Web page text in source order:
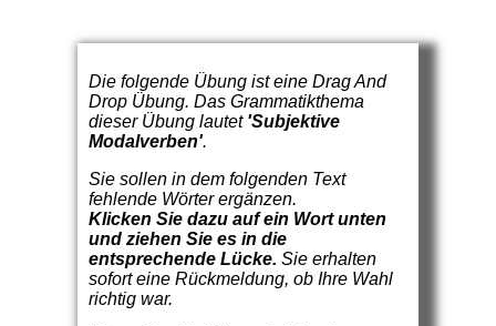
Die folgende Übung ist eine Drag And
Drop Übung. Das Grammatikthema
dieser Übung lautet 'Subjektive
Modalverben'.
Sie sollen in dem folgenden Text
fehlende Wörter ergänzen.
Klicken Sie dazu auf ein Wort unten
und ziehen Sie es in die
entsprechende Lücke. Sie erhalten
sofort eine Rückmeldung, ob Ihre Wahl
richtig war.